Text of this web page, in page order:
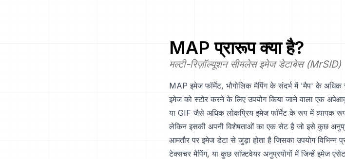
MAP प्रारूप क्या है?
मल्टी-रिज़ॉल्यूशन सीमलेस इमेज डेटाबेस (MrSID)
MAP इमेज फॉर्मेट, भौगोलिक मैपिंग के संदर्भ में 'मैप' के अधिक
इमेज को स्टोर करने के लिए उपयोग किया जाने वाला एक
या GIF जैसे अधिक लोकप्रिय इमेज फॉर्मेट के रूप में व्यापक रूप
लेकिन इसकी अपनी विशेषताओं का एक सेट है जो इसे कुछ
आमतौर पर इमेज डेटा से जुड़ा होता है जिसका उपयोग विभिन्न
टेक्सचर मैपिंग, या कुछ सॉफ़्टवेयर अनुप्रयोगों में जिन्हें इमेज